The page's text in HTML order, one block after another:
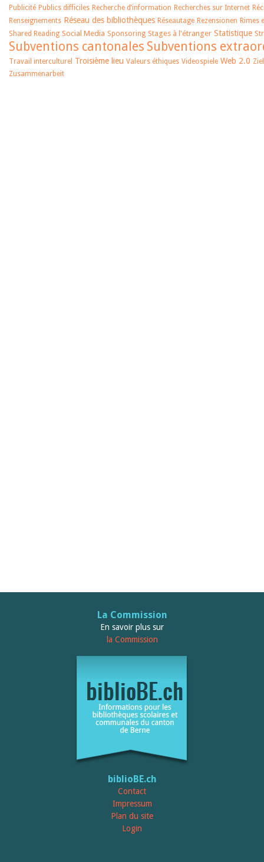
Publicité Publics difficiles Recherche d’information Recherches sur Internet
Renseignements Réseau des bibliothèques Réseautage Rezensionen Rimes
Shared Reading Social Media Sponsoring Stages à l'étranger Statistique
Subventions cantonales Subventions
Travail interculturel Troisième lieu Valeurs éthiques Videospiele Web 2.0
Zusammenarbeit
La Commission
En savoir plus sur
la Commission
biblioBE.ch
Contact
Impressum
Plan du site
Login